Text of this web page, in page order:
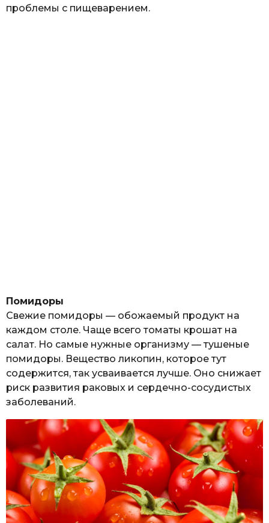
проблемы с пищеварением.
Помидоры
Свежие помидоры — обожаемый продукт на
каждом столе. Чаще всего томаты крошат на
салат. Но самые нужные организму — тушеные
помидоры. Вещество ликопин, которое тут
содержится, так усваивается лучше. Оно снижает
риск развития раковых и сердечно-сосудистых
заболеваний.